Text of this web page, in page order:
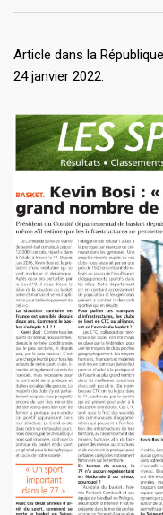
Article dans la
24 janvier 2022.